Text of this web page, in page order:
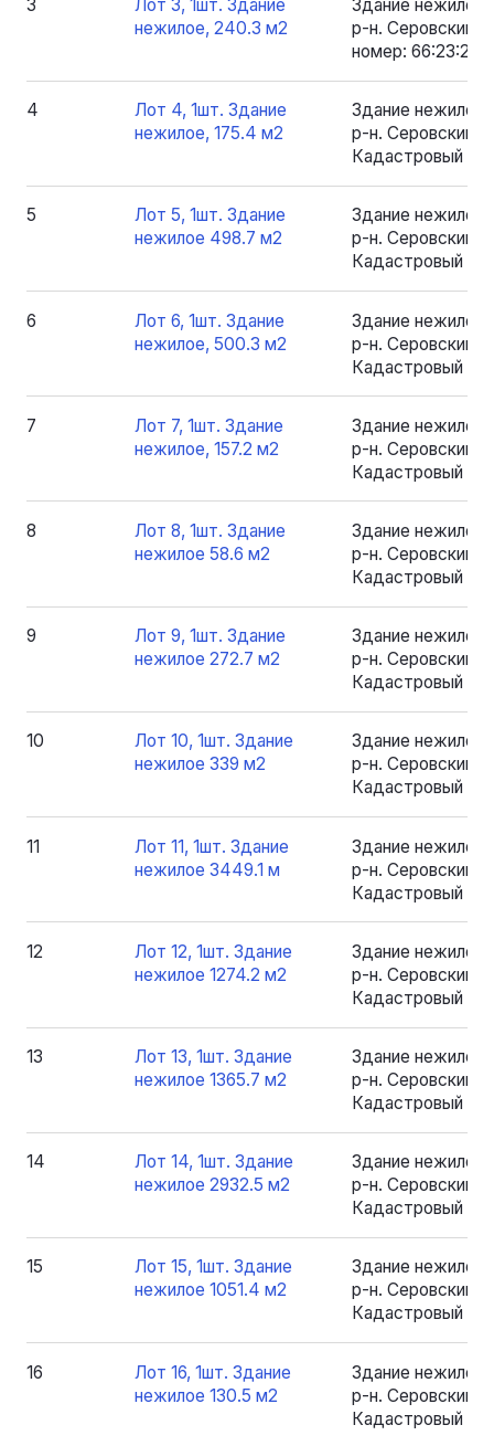
3
Лот 3, 1шт. Здание
нежилое, 240.3 м2
Здание нежилое
р-н. Серовский,
номер:
4
Лот 4, 1шт. Здание
нежилое, 175.4 м2
Здание нежилое
р-н. Серовский,
Кадастровый
5
Лот 5, 1шт. Здание
нежилое 498.7 м2
Здание нежилое
р-н. Серовский,
Кадастровый
6
Лот 6, 1шт. Здание
нежилое, 500.3 м2
Здание нежилое
р-н. Серовский,
Кадастровый
7
Лот 7, 1шт. Здание
нежилое, 157.2 м2
Здание нежилое
р-н. Серовский,
Кадастровый
8
Лот 8, 1шт. Здание
нежилое 58.6 м2
Здание нежилое
р-н. Серовский,
Кадастровый
9
Лот 9, 1шт. Здание
нежилое 272.7 м2
Здание нежилое
р-н. Серовский,
Кадастровый
10
Лот 10, 1шт. Здание
нежилое 339 м2
Здание нежилое
р-н. Серовский,
Кадастровый
11
Лот 11, 1шт. Здание
нежилое 3449.1 м
Здание нежилое
р-н. Серовский,
Кадастровый
12
Лот 12, 1шт. Здание
нежилое 1274.2 м2
Здание нежилое
р-н. Серовский,
Кадастровый
13
Лот 13, 1шт. Здание
нежилое 1365.7 м2
Здание нежилое
р-н. Серовский,
Кадастровый
14
Лот 14, 1шт. Здание
нежилое 2932.5 м2
Здание нежилое
р-н. Серовский,
Кадастровый
15
Лот 15, 1шт. Здание
нежилое 1051.4 м2
Здание нежилое
р-н. Серовский,
Кадастровый
16
Лот 16, 1шт. Здание
нежилое 130.5 м2
Здание нежилое
р-н. Серовский,
Кадастровый